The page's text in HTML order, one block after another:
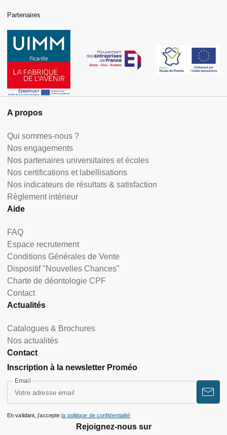
A propos
Qui sommes-nous ?
Nos engagements
Nos partenaires universitaires et écoles
Nos certifications et labellisations
Nos indicateurs de résultats & satisfaction
Règlement intérieur
Aide
FAQ
Espace recrutement
Conditions Générales de Vente
Dispositif "Nouvelles Chances"
Charte de déontologie CPF
Contact
Actualités
Catalogues & Brochures
Nos actualités
Contact
Rejoignez-nous sur
Inscription à la newsletter Proméo
Email
En validant, j’accepte la politique de confidentialité
Partenaires